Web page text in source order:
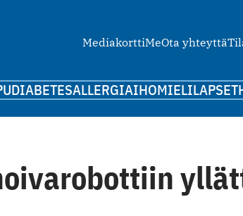
MediakorttiMeOta yhteyttä
DIABETESALLERGIAIHOMIELILAPSET